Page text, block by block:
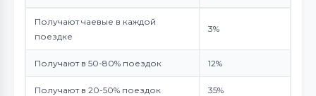
Получают чаевые в каждой
поездке
3%
Получают в 50-80% поездок 12%
Получают в 20-50% поездок 35%